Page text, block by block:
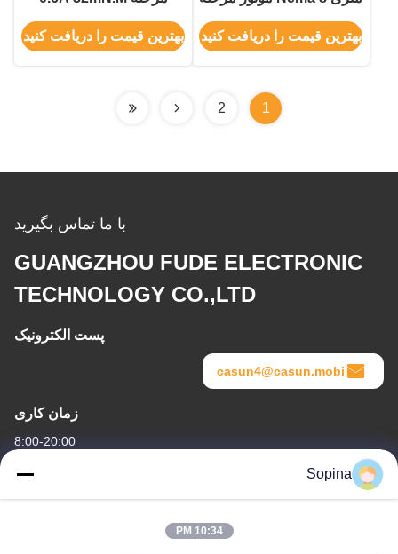
ای 40mN.M برای
اتوماسیون اداری
بهترین قیمت را دریافت کنید
Nema 8 موتور مرحله ای
برای ماشین زیبایی
بهترین قیمت را دریافت کنید
1
2
با ما تماس بگیرید
GUANGZHOU FUDE ELECTRONIC
TECHNOLOGY CO.,LTD
پست الکترونیک
casun4@casun.mobi
زمان کاری
8:00-20:00
آدرس ما Sopina
10:34 PM